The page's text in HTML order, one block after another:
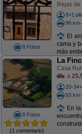
8 Fotos
Rejas de
8+1
96 km
El
cama y
más
8 Fotos
(1 comentario)
La
Casa
a
20-
93 km
En